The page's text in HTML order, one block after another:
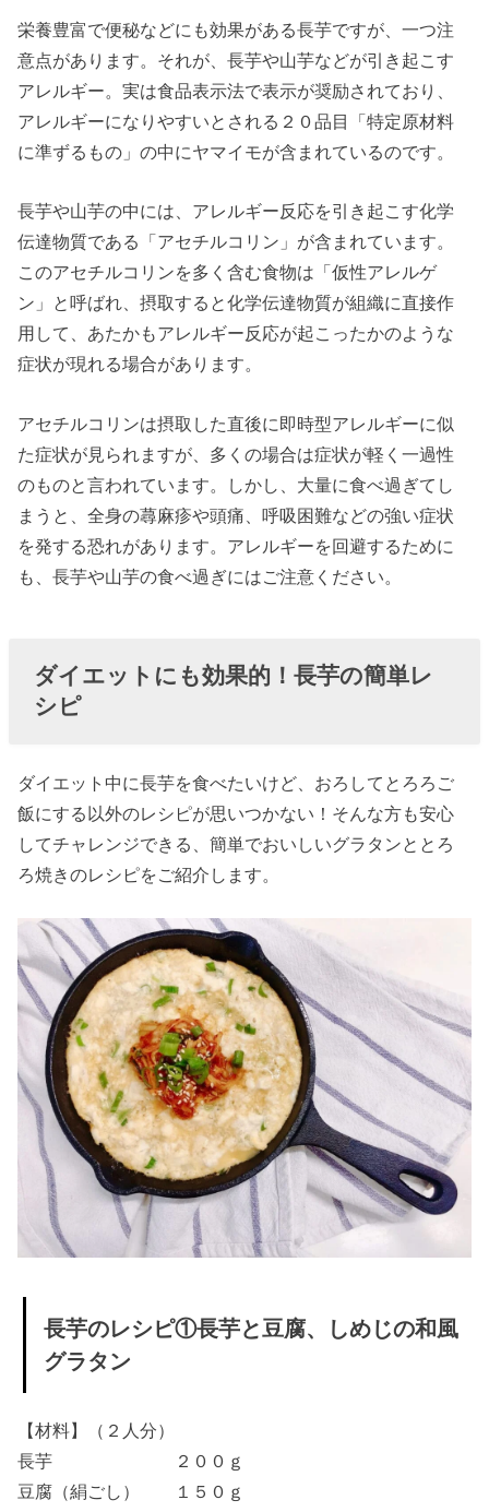
栄養豊富で便秘などにも効果がある長芋ですが、一つ注
意点があります。それが、長芋や山芋などが引き起こす
アレルギー。実は食品表示法で表示が奨励されており、
アレルギーになりやすいとされる２０品目「特定原材料
に準ずるもの」の中にヤマイモが含まれているのです。
長芋や山芋の中には、アレルギー反応を引き起こす化学
伝達物質である「アセチルコリン」が含まれています。
このアセチルコリンを多く含む食物は「仮性アレルゲ
ン」と呼ばれ、摂取すると化学伝達物質が組織に直接作
用して、あたかもアレルギー反応が起こったかのような
症状が現れる場合があります。
アセチルコリンは摂取した直後に即時型アレルギーに似
た症状が見られますが、多くの場合は症状が軽く一過性
のものと言われています。しかし、大量に食べ過ぎてし
まうと、全身の蕁麻疹や頭痛、呼吸困難などの強い症状
を発する恐れがあります。アレルギーを回避するために
も、長芋や山芋の食べ過ぎにはご注意ください。
ダイエットにも効果的！長芋の簡単レ
シピ
ダイエット中に長芋を食べたいけど、おろしてとろろご
飯にする以外のレシピが思いつかない！そんな方も安心
してチャレンジできる、簡単でおいしいグラタンととろ
ろ焼きのレシピをご紹介します。
長芋のレシピ①長芋と豆腐、しめじの和風
グラタン
【材料】（２人分）
長芋 ２００ｇ
豆腐（絹ごし） １５０ｇ